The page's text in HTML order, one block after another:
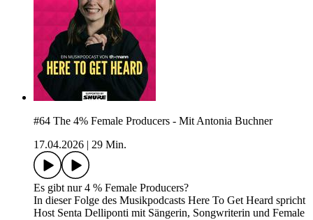
#64 The 4% Female Producers - Mit Antonia Buchner
17.04.2026
29 Min.
Es gibt nur 4 % Female Producers?
In dieser Folge des Musikpodcasts Here To Get Heard spricht
Host Senta Delliponti mit Sängerin, Songwriterin und Female